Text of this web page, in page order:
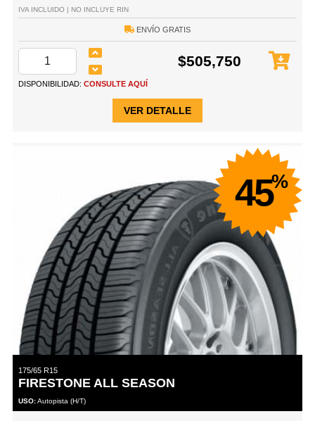
IVA INCLUIDO | NO INCLUYE RIN
ENVÍO GRATIS
$505,750
DISPONIBILIDAD: CONSULTE AQUÍ
VER DETALLE
45%
175/65 R15
FIRESTONE ALL SEASON
USO:Autopista (H/T)